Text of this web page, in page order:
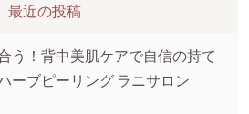
最近の投稿
う！背中美肌ケアで自信の持て
ーブピーリング ラニサロン